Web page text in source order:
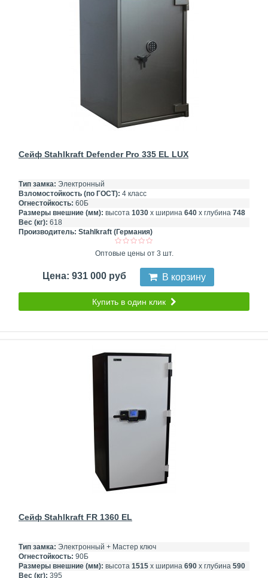
Сейф Stahlkraft Defender Pro 335 EL LUX
Тип замка: Электронный
Взломостойкость (по ГОСТ): 4 класс
Огнестойкость: 60Б
Размеры внешние (мм): высота 1030 х ширина 640 х глубина 748
Вес (кг): 618
Производитель: Stahlkraft (Германия)
Оптовые цены от 3 шт.
Цена: 931 000 руб В корзину
Купить в один клик
Сейф Stahlkraft FR 1360 EL
Тип замка: Электронный + Мастер ключ
Огнестойкость: 90Б
Размеры внешние (мм): высота 1515 х ширина 690 х глубина 590
Вес (кг): 395